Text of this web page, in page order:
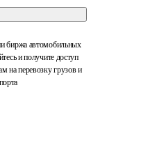
биржа автомобильных
и получите доступ
на перевозку грузов и